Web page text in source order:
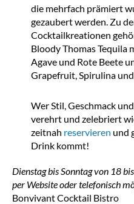
die mehrfach prämiert
gezaubert werden. Zu
Cocktailkreationen
Bloody Thomas Tequila
Agave und Rote Beete
Grapefruit, Spirulina
Wer Stil, Geschmack
verehrt und zelebriert
zeitnah reservieren und
Drink kommt!
Dienstag bis Sonntag von 18
per Website oder telefonisch
Bonvivant Cocktail Bistro